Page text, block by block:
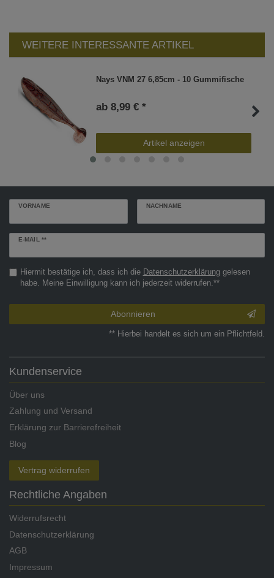
WEITERE INTERESSANTE ARTIKEL
Nays VNM 27 6,85cm - 10 Gummifische
ab 8,99 € *
Artikel anzeigen
VORNAME NACHNAME
E-MAIL **
Newsletter
Hiermit bestätige ich, dass ich die Daten­schutz­erklärunggelesen
habe. Meine Einwilligung kann ich jederzeit widerrufen.**
Abonnieren
** Hierbei handelt es sich um ein Pflichtfeld.
Kundenservice
Über uns
Zahlung und Versand
Erklärung zur Barrierefreiheit
Blog
Vertrag widerrufen
Rechtliche Angaben
Widerrufsrecht
Datenschutzerklärung
AGB
Impressum